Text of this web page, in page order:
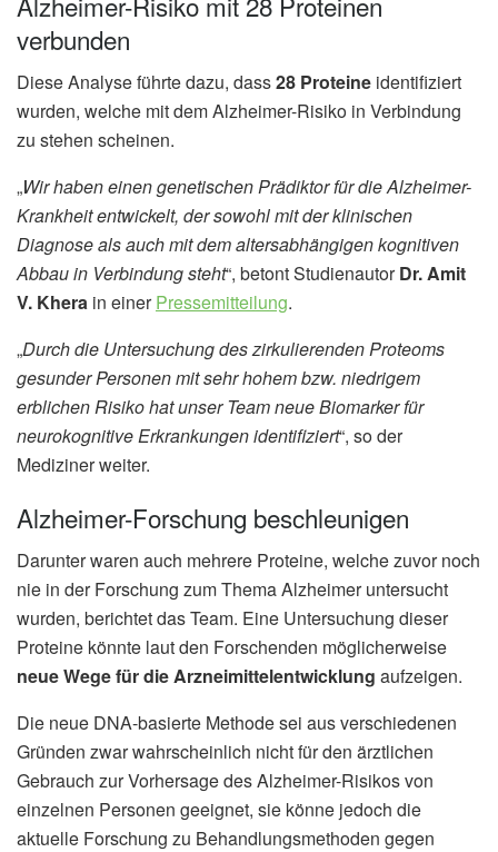
verbunden
Diese Analyse führte dazu, dass28 Proteine identifiziert
wurden, welche mit dem Alzheimer-Risiko in Verbindung
zu stehen scheinen.
„Wir haben einen genetischen Prädiktor für die Alzheimer-
Krankheit entwickelt, der sowohl mit der klinischen
Diagnose als auch mit dem altersabhängigen kognitiven
Abbau in Verbindung steht“, betont StudienautorDr. Amit
V. Khera in einerPressemitteilung.
„Durch die Untersuchung des zirkulierenden Proteoms
gesunder Personen mit sehr hohem bzw. niedrigem
erblichen Risiko hat unser Team neue Biomarker für
neurokognitive Erkrankungen identifiziert“, so der
Mediziner weiter.
Alzheimer-Forschung beschleunigen
Darunter waren auch mehrere Proteine, welche zuvor noch
nie in der Forschung zum Thema Alzheimer untersucht
wurden, berichtet das Team. Eine Untersuchung dieser
Proteine könnte laut den Forschenden möglicherweise
neue Wege für die Arzneimittelentwicklung aufzeigen.
Die neue DNA-basierte Methode sei aus verschiedenen
Gründen zwar wahrscheinlich nicht für den ärztlichen
Gebrauch zur Vorhersage des Alzheimer-Risikos von
einzelnen Personen geeignet, sie könne jedoch die
aktuelle Forschung zu Behandlungsmethoden gegen